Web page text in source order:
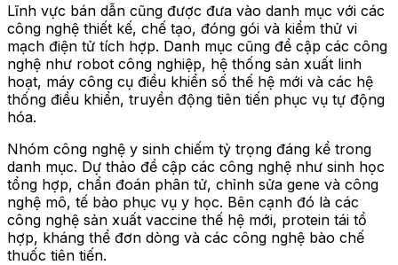
Lĩnh vực bán dẫn cũng được đưa vào danh mục với các
công nghệ thiết kế, chế tạo, đóng gói và kiểm thử vi
mạch điện tử tích hợp. Danh mục cũng đề cập các công
nghệ như robot công nghiệp, hệ thống sản xuất linh
hoạt, máy công cụ điều khiển số thế hệ mới và các hệ
thống điều khiển, truyền động tiên tiến phục vụ tự động
hóa.
Nhóm công nghệ y sinh chiếm tỷ trọng đáng kể trong
danh mục. Dự thảo đề cập các công nghệ như sinh học
tổng hợp, chẩn đoán phân tử, chỉnh sửa gene và công
nghệ mô, tế bào phục vụ y học. Bên cạnh đó là các
công nghệ sản xuất vaccine thế hệ mới, protein tái tổ
hợp, kháng thể đơn dòng và các công nghệ bào chế
thuốc tiên tiến.